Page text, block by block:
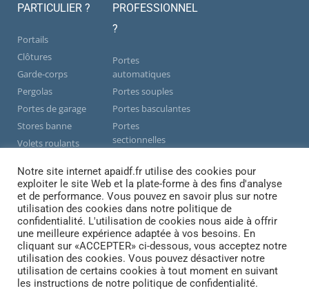
PARTICULIER ?
Portails
Clôtures
Garde-corps
Pergolas
Portes de garage
Stores banne
Volets roulants
Interphones
Aménagements
extérieurs
PROFESSIONNEL
?
Portes
automatiques
Portes souples
Portes basculantes
Portes
sectionnelles
Barrières
Rideaux
métalliques
Contrôle d'accès
© APA - Tous droits réservés - 2023
Notre site internet apaidf.fr utilise des cookies pour
exploiter le site Web et la plate-forme à des fins d'analyse
et de performance. Vous pouvez en savoir plus sur notre
utilisation des cookies dans notre politique de
confidentialité. L'utilisation de cookies nous aide à offrir
une meilleure expérience adaptée à vos besoins. En
cliquant sur «ACCEPTER» ci-dessous, vous acceptez notre
utilisation des cookies. Vous pouvez désactiver notre
utilisation de certains cookies à tout moment en suivant
les instructions de notre politique de confidentialité.